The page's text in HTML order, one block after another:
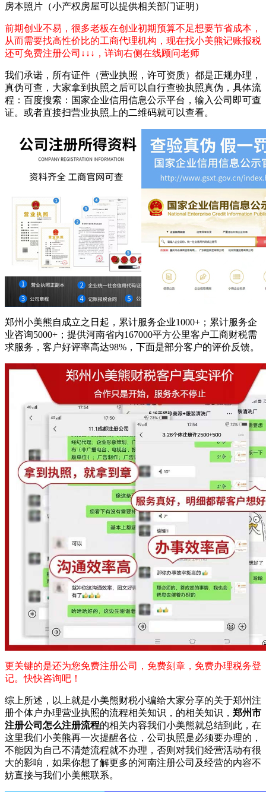
房本照片（小产权房屋可以提供相关部门证明）
前期创业不易，很多老板在创业初期预算不足想要节省成本，
从而需要找高性价比的工商代理机构，现在找小美熊记账报税
还可免费注册公司↓↓↓，详询右侧在线顾问老师
我们承诺，所有证件（营业执照，许可资质）都是正规办理，
真伪可查，大家拿到执照之后可以自行查验执照真伪，具体流
程：百度搜索：国家企业信用信息公示平台，输入公司即可查
证。或者直接扫营业执照上的二维码就可以查看。
郑州小美熊自成立之日起，累计服务企业1000+；累计服务企
业咨询5000+；提供河南省内167000平方公里客户工商财税需
求服务，客户好评率高达98%，下面是部分客户的评价反馈。
更关键的是还为您免费注册公司，免费刻章，免费办理税务登
记。快快咨询吧！
综上所述，以上就是小美熊财税小编给大家分享的关于郑州注
册个体户办理营业执照的流程相关知识，的相关知识， 郑州市
注册公司怎么注册流程的相关内容我们小美熊就总结到此，在
这里我们小美熊再一次提醒各位，公司执照是必须要办理的，
不能因为自己不清楚流程就不办理，否则对我们经营活动有很
大的影响，如果你想了解更多的河南注册公司及经营的内容不
妨直接与我们小美熊联系。